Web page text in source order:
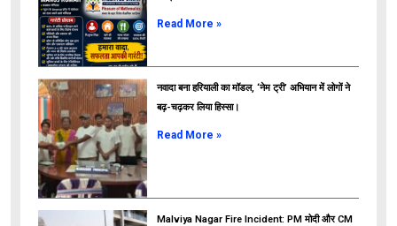
ads
Read More »
नवादा बना हरियाली का मॉडल, ‘नेम ट्री’ अभियान में लोगों ने
बढ़-चढ़कर लिया हिस्सा।
Read More »
Malviya Nagar Fire Incident: PM मोदी और CM